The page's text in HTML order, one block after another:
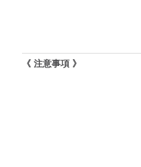
《 注意事項 》